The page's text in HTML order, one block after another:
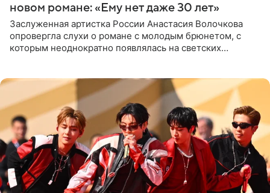
новом романе: «Ему нет даже 30 лет»
Заслуженная артистка России Анастасия Волочкова
опровергла слухи о романе с молодым брюнетом, с
которым неоднократно появлялась на светских